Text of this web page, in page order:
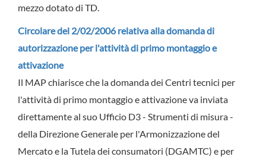
mezzo dotato di TD.
Circolare del 2/02/2006 relativa alla domanda di
autorizzazione per l'attività di primo montaggio e
attivazione
Il MAP chiarisce che la domanda dei Centri tecnici per
l'attività di primo montaggio e attivazione va inviata
direttamente al suo Ufficio D3 - Strumenti di misura -
della Direzione Generale per l'Armonizzazione del
Mercato e la Tutela dei consumatori (DGAMTC) e per